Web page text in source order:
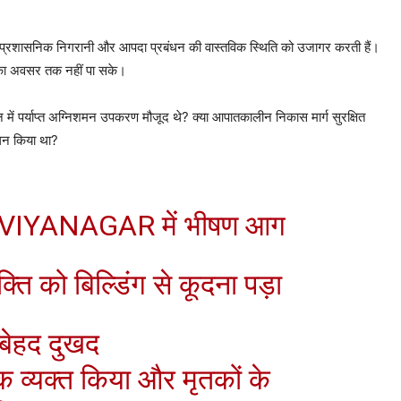
निगरानी और आपदा प्रबंधन की वास्तविक स्थिति को उजागर करती हैं।
अवसर तक नहीं पा सके।
पर्याप्त अग्निशमन उपकरण मौजूद थे? क्या आपातकालीन निकास मार्ग सुरक्षित
किया था?
में भीषण आग
को बिल्डिंग से कूदना पड़ा
दुखद
व्यक्त किया और मृतकों के